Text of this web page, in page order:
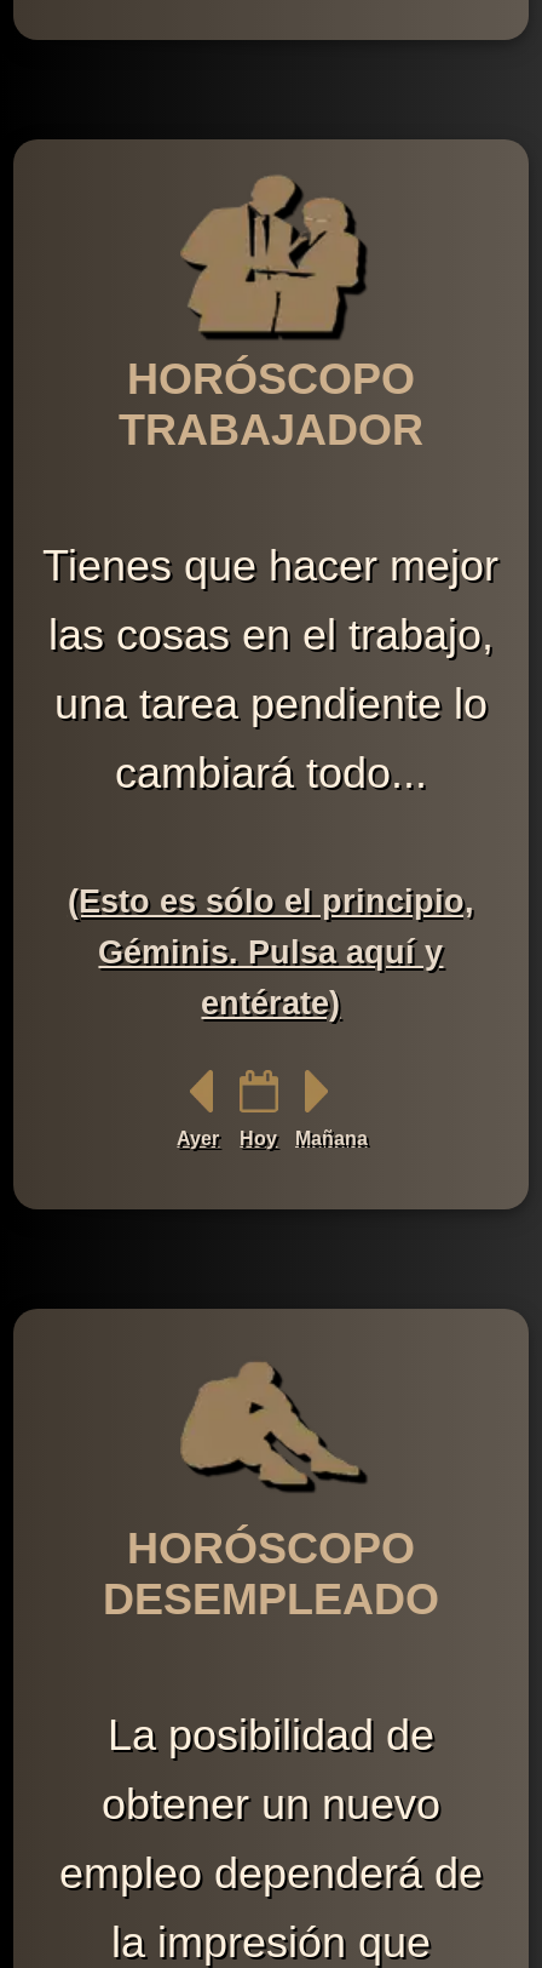
HORÓSCOPO
TRABAJADOR
Tienes que hacer mejor
las cosas en el trabajo,
una tarea pendiente lo
cambiará todo...
(Esto es sólo el principio,
Géminis. Pulsa aquí y
entérate)
Ayer Hoy Mañana
HORÓSCOPO
DESEMPLEADO
La posibilidad de
obtener un nuevo
empleo dependerá de
la impresión que